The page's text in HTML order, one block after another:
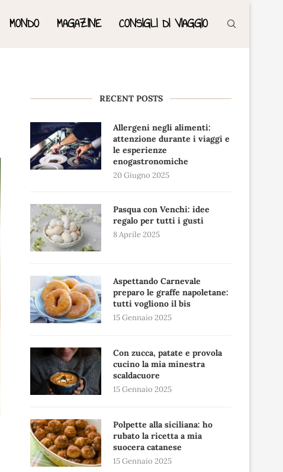
MONDO MAGAZINE CONSIGLI DI VIAGGIO
RECENT POSTS
Allergeni negli alimenti:
attenzione durante i viaggi e
le esperienze
enogastronomiche
20 Giugno 2025
Pasqua con Venchi: idee
regalo per tutti i gusti
8 Aprile 2025
Aspettando Carnevale
preparo le graffe napoletane:
tutti vogliono il bis
15 Gennaio 2025
Con zucca, patate e provola
cucino la mia minestra
scaldacuore
15 Gennaio 2025
Polpette alla siciliana: ho
rubato la ricetta a mia
suocera catanese
15 Gennaio 2025